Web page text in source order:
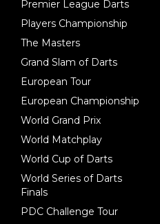
man nur zum Neurologen und
Premier League Darts
Players Championship
The Masters
Grand Slam of Darts
European Tour
European Championship
World Grand Prix
World Matchplay
World Cup of Darts
World Series of Darts
Finals
PDC Challenge Tour